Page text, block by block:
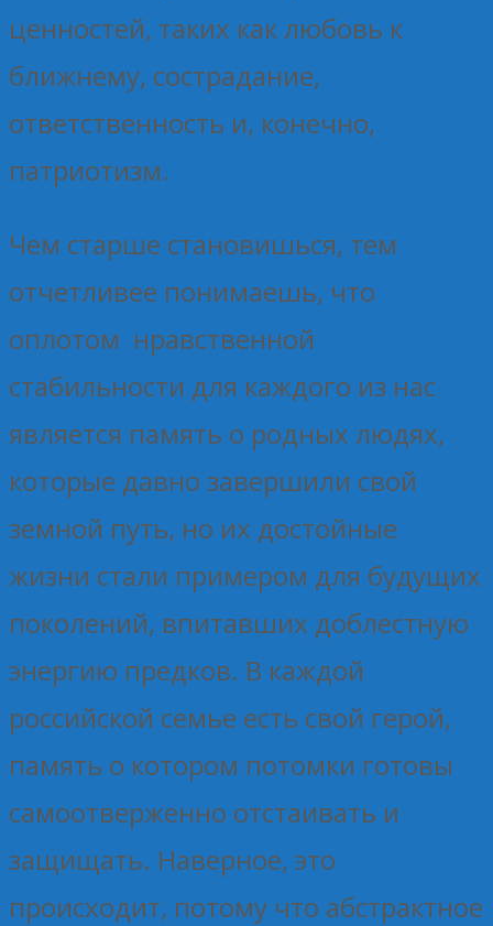
ценностей, таких как любовь к
ближнему, сострадание,
ответственность и, конечно,
патриотизм.
Чем старше становишься, тем
отчетливее понимаешь, что
оплотом нравственной
стабильности для каждого из нас
является память о родных людях,
которые давно завершили свой
земной путь, но их достойные
жизни стали примером для будущих
поколений, впитавших доблестную
энергию предков. В каждой
российской семье есть свой герой,
память о котором потомки готовы
самоотверженно отстаивать и
защищать. Наверное, это
происходит, потому что абстрактное